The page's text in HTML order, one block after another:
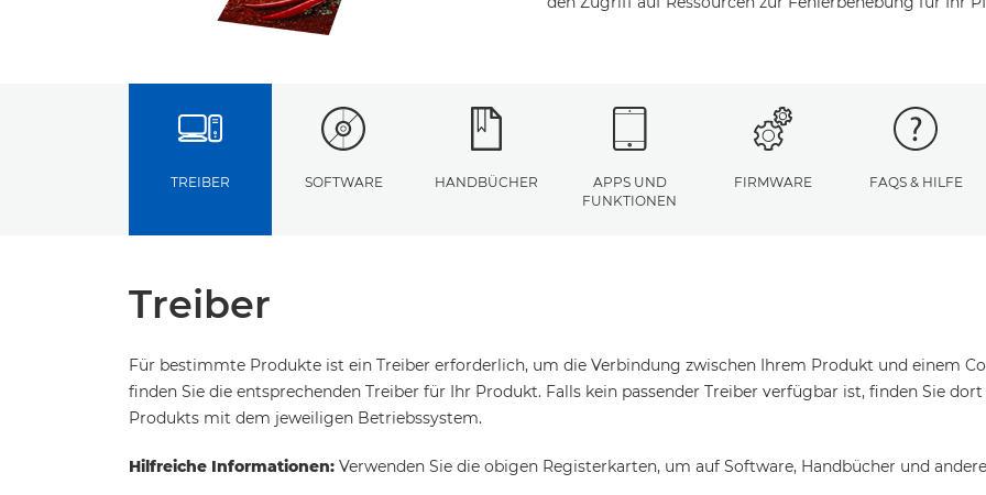
TREIBER SOFTWARE HANDBÜCHER
APPS UND
FUNKTIONEN
FIRMWARE FAQS & HILFE
Treiber
Für bestimmte Produkte ist ein Treiber erforderlich, um die Verbindung zwischen Ihrem Produkt und einem
finden Sie die entsprechenden Treiber für Ihr Produkt. Falls kein passender Treiber verfügbar ist, finden Sie
Produkts mit dem jeweiligen Betriebssystem.
Hilfreiche Informationen: Verwenden Sie die obigen Registerkarten, um auf Software, Handbücher und